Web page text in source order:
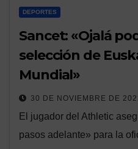
DEPORTES
Sancet: «Ojalá
selección de
Mundial»
30 DE NOVIEMBRE DE
El jugador del Athletic
pasos adelante» para la